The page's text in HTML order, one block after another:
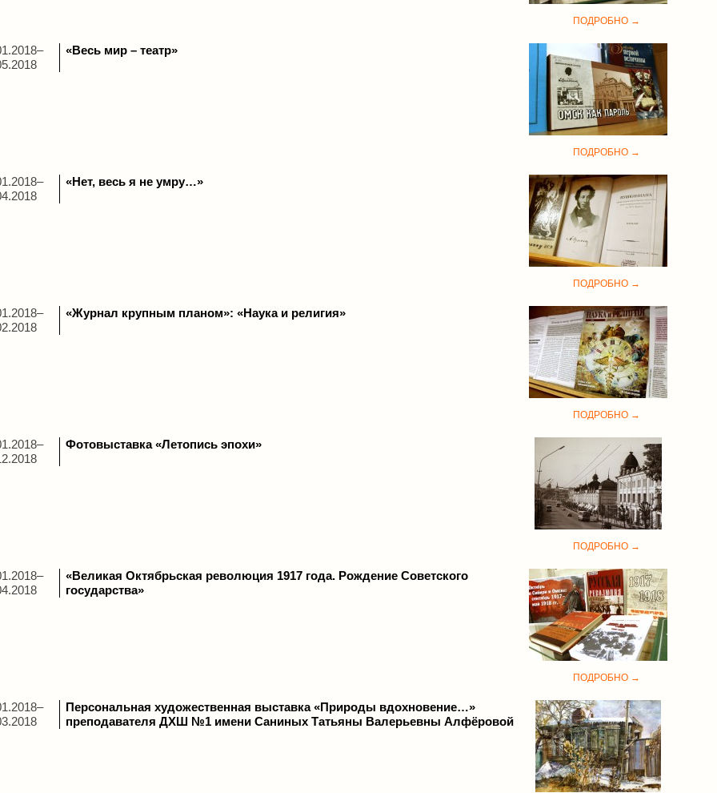
ПОДРОБНО →
«Весь мир – театр»
ПОДРОБНО →
«Нет, весь я не умру…»
ПОДРОБНО →
«Журнал крупным планом»: «Наука и религия»
ПОДРОБНО →
Фотовыставка «Летопись эпохи»
ПОДРОБНО →
«Великая Октябрьская революция 1917 года. Рождение Советского
государства»
ПОДРОБНО →
Персональная художественная выставка «Природы вдохновение…»
преподавателя ДХШ №1 имени Саниных Татьяны Валерьевны Алфёровой